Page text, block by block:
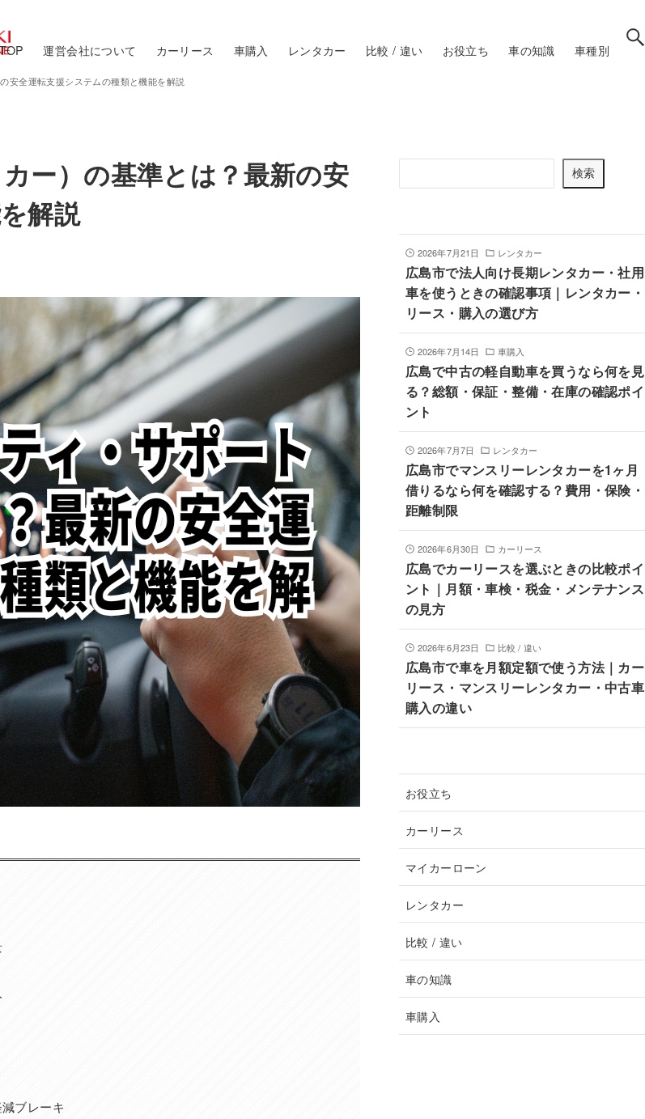
TOP 運営会社について カーリース 車購入 レンタカー 比較 / 違い お役立ち 車の知識 車種別
安全運転支援システムの種類と機能を解説
ー）の基準とは？最新の安
解説
ブレーキ
索
検索
2026年7月21日 レンタカー
広島市で法人向け長期レンタカー・社用
車を使うときの確認事項｜レンタカー・
リース・購入の選び方
2026年7月14日 車購入
広島で中古の軽自動車を買うなら何を見
る？総額・保証・整備・在庫の確認ポイ
ント
2026年7月7日 レンタカー
広島市でマンスリーレンタカーを1ヶ月
借りるなら何を確認する？費用・保険・
距離制限
2026年6月30日 カーリース
広島でカーリースを選ぶときの比較ポイ
ント｜月額・車検・税金・メンテナンス
の見方
2026年6月23日 比較 / 違い
広島市で車を月額定額で使う方法｜カー
リース・マンスリーレンタカー・中古車
購入の違い
お役立ち
カーリース
マイカーローン
レンタカー
比較 / 違い
車の知識
車購入